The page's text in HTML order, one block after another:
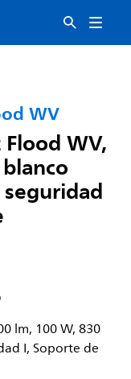
WV
WV,
lm, 100 W, 830
I, Soporte de